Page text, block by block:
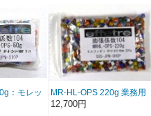
：モレッ
オリミッ
MR-HL-OPS 220g 業務用
モレッティ・ミルフィオ
12,700円